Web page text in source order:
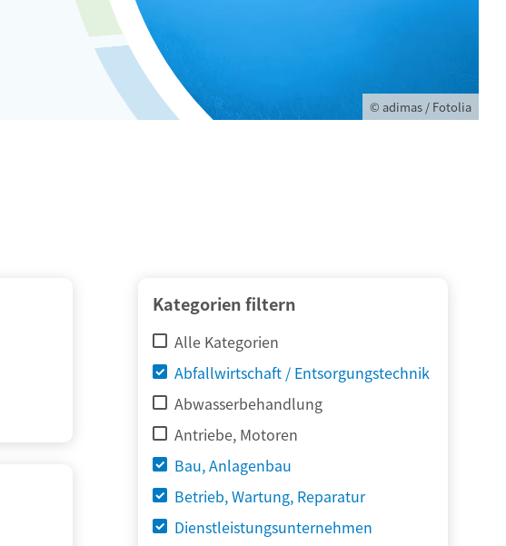
© adimas / Fotolia
Kategorien filtern
Alle Kategorien
Abfallwirtschaft / Entsorgungstechnik
Abwasserbehandlung
Antriebe, Motoren
Bau, Anlagenbau
Betrieb, Wartung, Reparatur
Dienstleistungsunternehmen